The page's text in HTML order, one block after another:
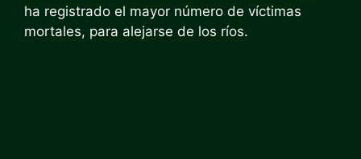
ha registrado el mayor número de víctimas
mortales, para alejarse de los ríos.